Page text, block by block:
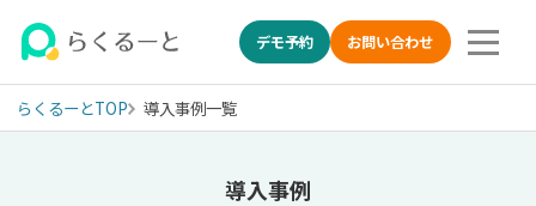
デモ予約 お問い合わせ
らくるーとTOP
導入事例一覧
導入事例